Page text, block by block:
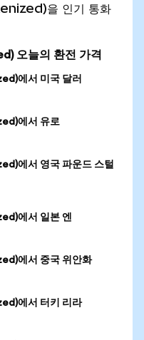
을 인기 통화
오늘의 환전 가격
에서 미국 달러
에서 유로
에서 영국 파운드 스털
에서 일본 엔
에서 중국 위안화
에서 터키 리라